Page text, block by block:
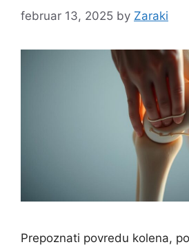
februar 13, 2025 by Zaraki
Prepoznati povredu kolena,